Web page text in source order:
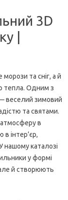
3D
|
та сніг, а й
тепла. Одним з
— веселий зимовий
та святами.
в
інтер’єр,
нашому каталозі
у формі
й створюють